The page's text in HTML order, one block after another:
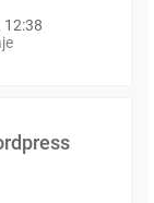
12:38